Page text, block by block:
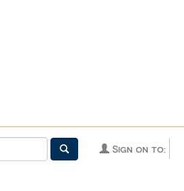
Sign on to: